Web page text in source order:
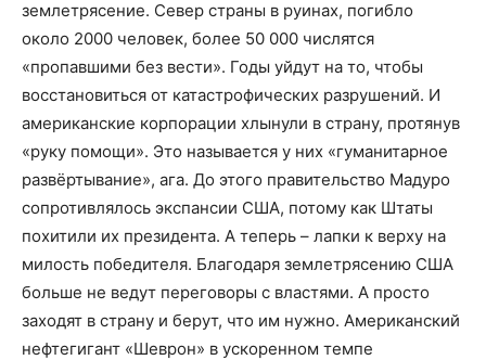
землетрясение. Север страны в руинах, погибло
около 2000 человек, более 50 000 числятся
«пропавшими без вести». Годы уйдут на то, чтобы
восстановиться от катастрофических разрушений. И
американские корпорации хлынули в страну, протянув
«руку помощи». Это называется у них «гуманитарное
развёртывание», ага. До этого правительство Мадуро
сопротивлялось экспансии США, потому как Штаты
похитили их президента. А теперь – лапки к верху на
милость победителя. Благодаря землетрясению США
больше не ведут переговоры с властями. А просто
заходят в страну и берут, что им нужно. Американский
нефтегигант «Шеврон» в ускоренном темпе